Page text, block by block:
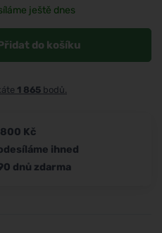
ještě dnes
do košíku
1 865 bodů.
Kč
ihned
dnů zdarma